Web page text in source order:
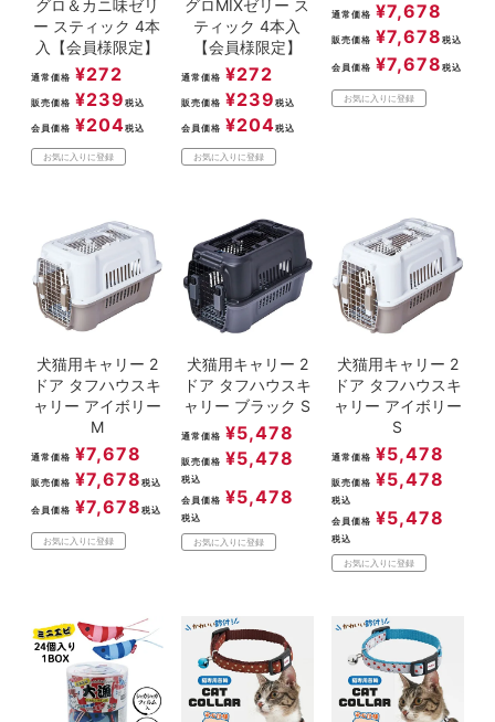
グロ＆カニ味ゼリ
ー スティック 4本
入【会員様限定】
通常価格 ¥272
販売価格 ¥239 税込
会員価格 ¥204税込
お気に入りに登録
グロMIXゼリー ス
ティック 4本入
【会員様限定】
通常価格 ¥272
販売価格 ¥239 税込
会員価格 ¥204税込
お気に入りに登録
通常価格 ¥7,678
販売価格 ¥7,678 税込
会員価格 ¥7,678 税込
お気に入りに登録
犬猫用キャリー 2
ドア タフハウスキ
ャリー アイボリー
M
通常価格 ¥7,678
販売価格 ¥7,678 税込
会員価格 ¥7,678 税込
お気に入りに登録
犬猫用キャリー 2
ドア タフハウスキ
ャリー ブラック S
通常価格 ¥5,478
販売価格 ¥5,478
税込
会員価格 ¥5,478
税込
お気に入りに登録
犬猫用キャリー 2
ドア タフハウスキ
ャリー アイボリー
S
通常価格 ¥5,478
販売価格 ¥5,478
税込
会員価格 ¥5,478
税込
お気に入りに登録